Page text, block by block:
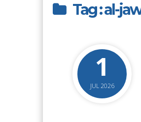
Tag : al-
1
JUL 2026